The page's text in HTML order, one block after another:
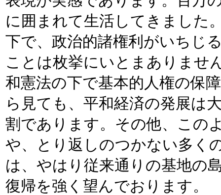
に囲まれて生活してきました
下で、政治的諸権利がいちじ
ことは枚挙にいとまありませ
和憲法の下で基本的人権の保
ら見ても、平和経済の発展は
割であります。その他、この
や、とり返しのつかない多く
は、やはり従来通りの基地の
復帰を強く望んでおります。